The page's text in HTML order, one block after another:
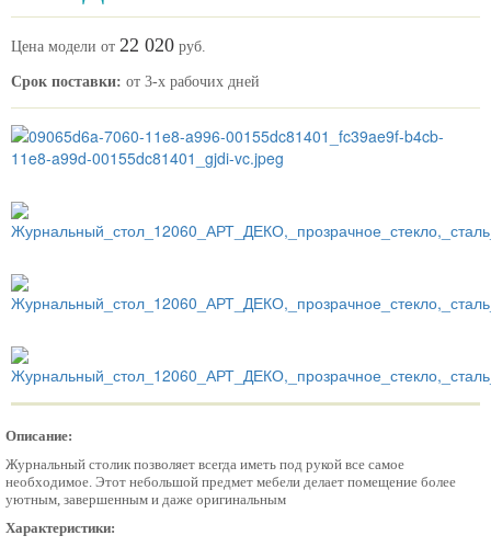
Цена модели от 22 020 руб.
Срок поставки: от 3-х рабочих дней
Описание:
Журнальный столик позволяет всегда иметь под рукой все самое
необходимое. Этот небольшой предмет мебели делает помещение более
уютным, завершенным и даже оригинальным
Характеристики: